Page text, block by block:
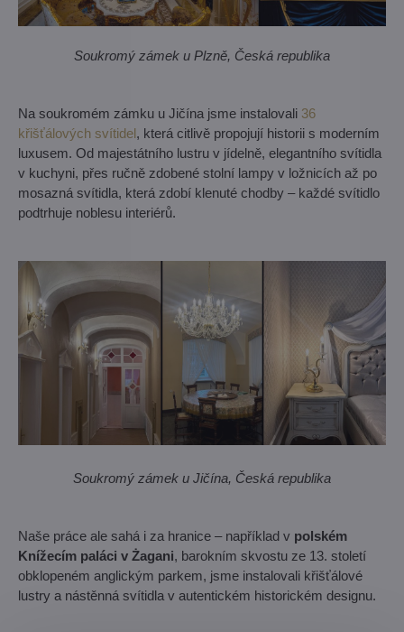
Soukromý zámek u Plzně, Česká republika
Na soukromém zámku u Jičína jsme instalovali 36
křišťálových svítidel, která citlivě propojují historii s moderním
luxusem. Od majestátního lustru v jídelně, elegantního svítidla
v kuchyni, přes ručně zdobené stolní lampy v ložnicích až po
mosazná svítidla, která zdobí klenuté chodby – každé svítidlo
podtrhuje noblesu interiérů.
Soukromý zámek u Jičína, Česká republika
Naše práce ale sahá i za hranice – například v polském
Knížecím paláci v Żagani, barokním skvostu ze 13. století
obklopeném anglickým parkem, jsme instalovali křišťálové
lustry a nástěnná svítidla v autentickém historickém designu.